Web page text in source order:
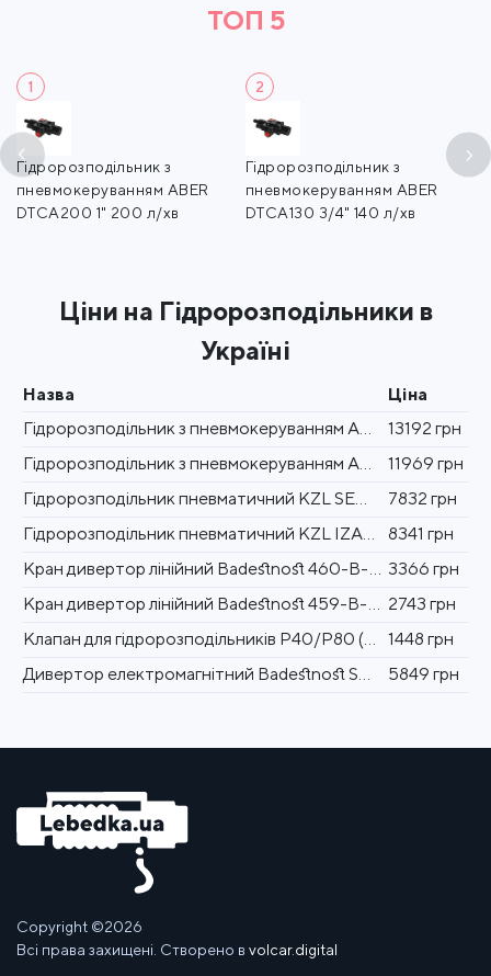
ТОП 5
1
Гідророзподільник з
пневмокеруванням ABER
DTCA200 1" 200 л/хв
2
Гідророзподільник з
пневмокеруванням ABER
DTCA130 3/4" 140 л/хв
Ціни на Гідророзподільники в
Україні
Назва
Ціна
Гідророзподільник з пневмокеруванням ABER DTCA200 1" 200 л/хв
13192 грн
Гідророзподільник з пневмокеруванням ABER DTCA130 3/4" 140 л/хв
11969 грн
Гідророзподільник пневматичний KZL SEMS 02 1" 250 л/хв
7832 грн
Гідророзподільник пневматичний KZL IZAM 3/4" 140 л/хв
8341 грн
Кран дивертор лінійний Badestnost 460-B-6/ 30-12 різьба 1/2" 3366 грн
Кран дивертор лінійний Badestnost 459-B-6/ 30-38 різьба 3/8" 2743 грн
Клапан для гідророзподільників P40/P80 (MRV) Badestnost
1448 грн
Дивертор електромагнітний Badestnost SVV90 24 вольт
5849 грн
Copyright ©2026
Всі права захищені. Створено в volcar.digital